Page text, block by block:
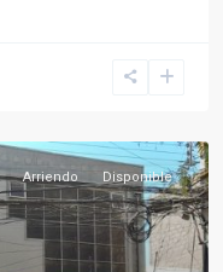
Arriendo Disponible